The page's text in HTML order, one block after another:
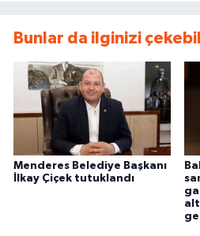
Bunlar da ilginizi
Menderes Belediye Başkanı
İlkay Çiçek tutuklandı